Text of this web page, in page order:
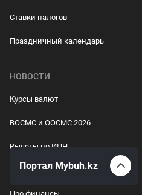
Ставки налогов
Праздничный календарь
НОВОСТИ
Курсы валют
ВОСМС и ООСМС 2026
Вычеты по ИПН
Про бизнес
Портал Mybuh.kz